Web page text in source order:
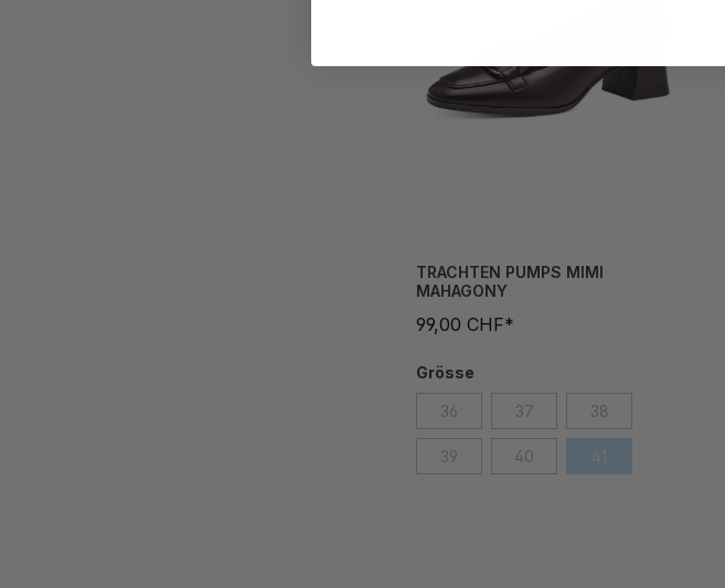
TRACHTEN PUMPS MIMI
MAHAGONY
99,00 CHF*
Grösse
36 37 38
39 40 41